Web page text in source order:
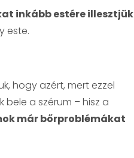
inkább estére illesztjük
este.
hogy azért, mert ezzel
a szérum – hisz a
már bőrproblémákat